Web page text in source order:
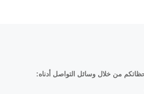
من خلال وسائل التواصل أدناه: